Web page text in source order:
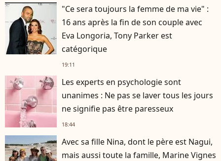
"Ce sera toujours la femme de ma vie" :
16 ans après la fin de son couple avec
Eva Longoria, Tony Parker est
catégorique
19:11
Les experts en psychologie sont
unanimes : Ne pas se laver tous les jours
ne signifie pas être paresseux
18:44
Avec sa fille Nina, dont le père est Nagui,
mais aussi toute la famille, Marine Vignes